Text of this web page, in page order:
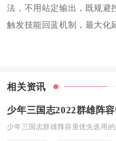
法，不用站定输出，既规避
触发技能回蓝机制，最大化
相关资讯